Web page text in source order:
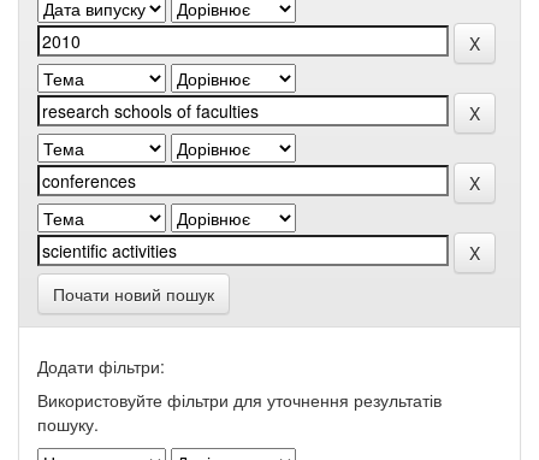
Почати новий пошук
Додати фільтри:
Використовуйте фільтри для уточнення результатів
пошуку.